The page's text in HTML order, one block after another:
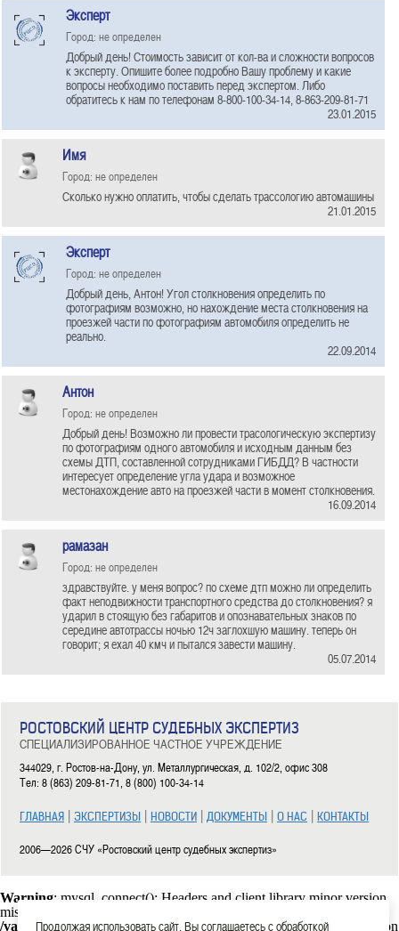
Эксперт
Город: не определен
Добрый день! Стоимость зависит от кол-ва и сложности вопросов
к эксперту. Опишите более подробно Вашу проблему и какие
вопросы необходимо поставить перед экспертом. Либо
обратитесь к нам по телефонам 8-800-100-34-14, 8-863-209-81-71
23.01.2015
Имя
Город: не определен
Сколько нужно оплатить, чтобы сделать трассологию автомашины
21.01.2015
Эксперт
Город: не определен
Добрый день, Антон! Угол столкновения определить по
фотографиям возможно, но нахождение места столкновения на
проезжей части по фотографиям автомобиля определить не
реально.
22.09.2014
Антон
Город: не определен
Добрый день! Возможно ли провести трасологическую экспертизу
по фотографиям одного автомобиля и исходным данным без
схемы ДТП, составленной сотрудниками ГИБДД? В частности
интересует определение угла удара и возможное
местонахождение авто на проезжей части в момент столкновения.
16.09.2014
рамазан
Город: не определен
здравствуйте. у меня вопрос? по схеме дтп можно ли определить
факт неподвижности транспортного средства до столкновения? я
ударил в стоящую без габаритов и опознавательных знаков по
середине автотрассы ночью 12ч заглохшую машину. теперь он
говорит; я ехал 40 кмч и пытался завести машину.
05.07.2014
РОСТОВСКИЙ ЦЕНТР СУДЕБНЫХ ЭКСПЕРТИЗ
СПЕЦИАЛИЗИРОВАННОЕ ЧАСТНОЕ УЧРЕЖДЕНИЕ
344029, г. Ростов-на-Дону, ул. Металлургическая, д. 102/2, офис 308
Тел: 8 (863) 209-81-71, 8 (800) 100-34-14
ГЛАВНАЯ | ЭКСПЕРТИЗЫ | НОВОСТИ | ДОКУМЕНТЫ | О НАС | КОНТАКТЫ
2006—2026 СЧУ «Ростовский центр судебных экспертиз»
Warning: mysql_connect(): Headers and client library minor version
mismatch. Headers:101113 Library:30317 in
/var/www/rostexpert.ru/data/www/rostexpert.ru/blocks/db.php
on
Продолжая использовать сайт, Вы соглашаетесь с обработкой